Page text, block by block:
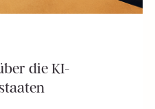
die KI-